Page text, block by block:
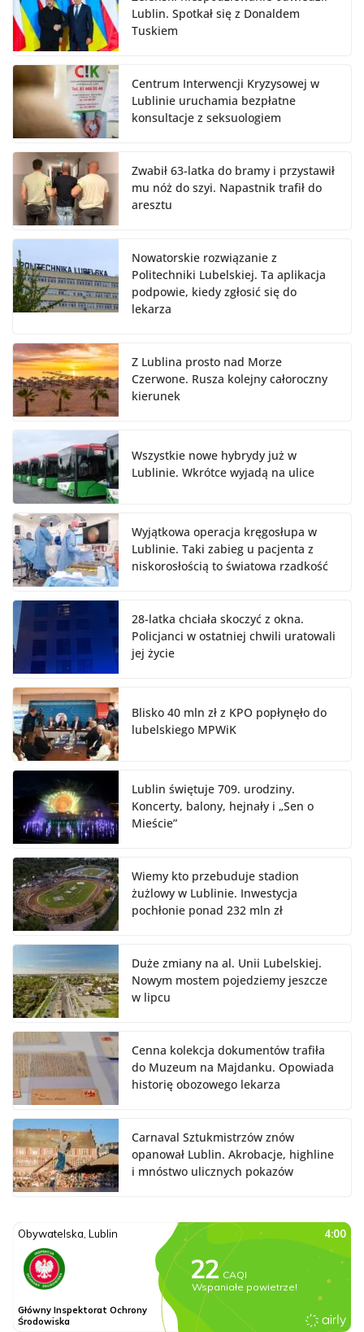
Lublin. Spotkał się z Donaldem
Tuskiem
Centrum Interwencji Kryzysowej w
Lublinie uruchamia bezpłatne
konsultacje z seksuologiem
Zwabił 63-latka do bramy i przystawił
mu nóż do szyi. Napastnik trafił do
aresztu
Nowatorskie rozwiązanie z
Politechniki Lubelskiej. Ta aplikacja
podpowie, kiedy zgłosić się do
lekarza
Z Lublina prosto nad Morze
Czerwone. Rusza kolejny całoroczny
kierunek
Wszystkie nowe hybrydy już w
Lublinie. Wkrótce wyjadą na ulice
Wyjątkowa operacja kręgosłupa w
Lublinie. Taki zabieg u pacjenta z
niskorosłością to światowa rzadkość
28-latka chciała skoczyć z okna.
Policjanci w ostatniej chwili uratowali
jej życie
Blisko 40 mln zł z KPO popłynęło do
lubelskiego MPWiK
Lublin świętuje 709. urodziny.
Koncerty, balony, hejnały i „Sen o
Mieście”
Wiemy kto przebuduje stadion
żużlowy w Lublinie. Inwestycja
pochłonie ponad 232 mln zł
Duże zmiany na al. Unii Lubelskiej.
Nowym mostem pojedziemy jeszcze
w lipcu
Cenna kolekcja dokumentów trafiła
do Muzeum na Majdanku. Opowiada
historię obozowego lekarza
Carnaval Sztukmistrzów znów
opanował Lublin. Akrobacje, highline
i mnóstwo ulicznych pokazów